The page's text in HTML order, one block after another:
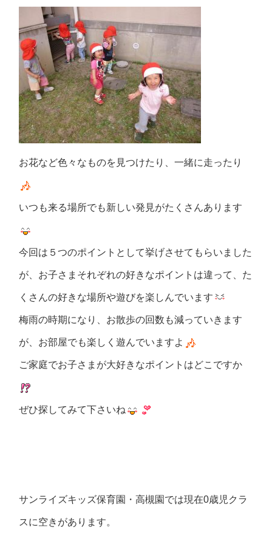
お花など色々なものを見つけたり、一緒に走ったり
いつも来る場所でも新しい発見がたくさんあります
今回は５つのポイントとして挙げさせてもらいました
が、お子さまそれぞれの好きなポイントは違って、た
くさんの好きな場所や遊びを楽しんでいます
梅雨の時期になり、お散歩の回数も減っていきます
が、お部屋でも楽しく遊んでいますよ
ご家庭でお子さまが大好きなポイントはどこですか
ぜひ探してみて下さいね
サンライズキッズ保育園・高槻園では現在0歳児クラ
スに空きがあります。